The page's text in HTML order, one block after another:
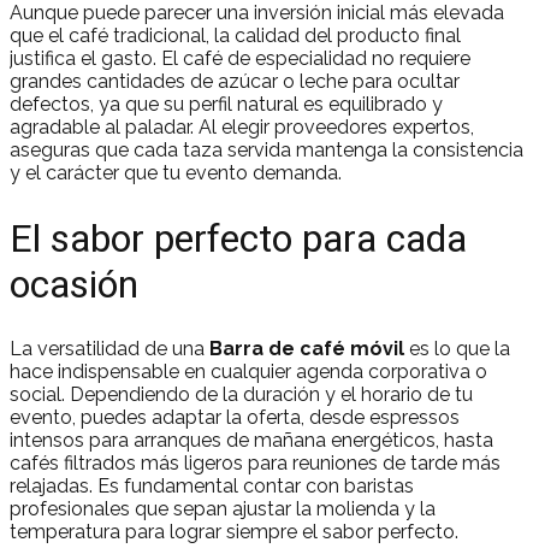
Aunque puede parecer una inversión inicial más elevada
que el café tradicional, la calidad del producto final
justifica el gasto. El café de especialidad no requiere
grandes cantidades de azúcar o leche para ocultar
defectos, ya que su perfil natural es equilibrado y
agradable al paladar. Al elegir proveedores expertos,
aseguras que cada taza servida mantenga la consistencia
y el carácter que tu evento demanda.
El sabor perfecto para cada
ocasión
La versatilidad de una Barra de café móvil es lo que la
hace indispensable en cualquier agenda corporativa o
social. Dependiendo de la duración y el horario de tu
evento, puedes adaptar la oferta, desde espressos
intensos para arranques de mañana energéticos, hasta
cafés filtrados más ligeros para reuniones de tarde más
relajadas. Es fundamental contar con baristas
profesionales que sepan ajustar la molienda y la
temperatura para lograr siempre el sabor perfecto.